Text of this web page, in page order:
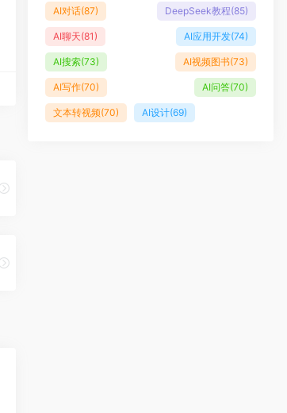
AI对话(87) DeepSeek教程(85)
AI聊天(81) AI应用开发(74)
AI搜索(73) AI视频图书(73)
AI写作(70) AI问答(70)
文本转视频(70) AI设计(69)